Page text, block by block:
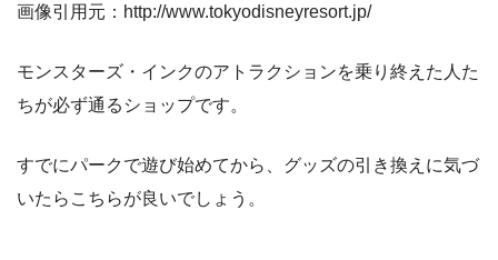
画像引用元：http://www.tokyodisneyresort.jp/
モンスターズ・インクのアトラクションを乗り終えた人た
ちが必ず通るショップです。
すでにパークで遊び始めてから、グッズの引き換えに気づ
いたらこちらが良いでしょう。